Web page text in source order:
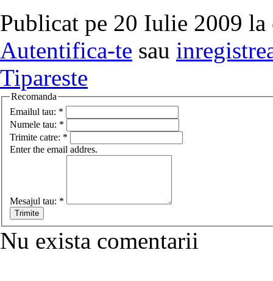
Publicat pe 20 Iulie 2009 la
Autentifica-te sau
Tipareste
Recomanda
Emailul tau: *
Numele tau: *
Trimite catre: *
Enter the email addres.
Mesajul tau: *
Nu exista comentarii